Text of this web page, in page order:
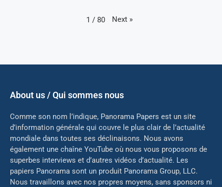
1 / 80 Next »
About us / Qui sommes nous
Comme son nom l’indique, Panorama Papers est un site
d’information générale qui couvre le plus clair de l’actualité
mondiale dans toutes ses déclinaisons. Nous avons
également une chaîne YouTube où nous vous proposons de
superbes interviews et d’autres vidéos d’actualité. Les
papiers Panorama sont un produit Panorama Group, LLC.
Nous travaillons avec nos propres moyens, sans sponsors ni